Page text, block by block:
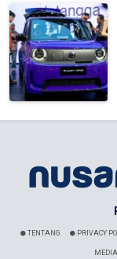
TENTANG PRIVACY